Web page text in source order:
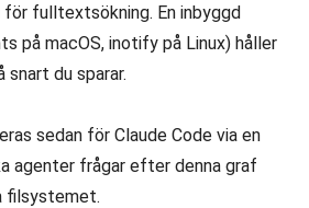
fulltextsökning. En inbyggd
på macOS, inotify på Linux) håller
du sparar.
sedan för Claude Code via en
agenter frågar efter denna graf
filsystemet.